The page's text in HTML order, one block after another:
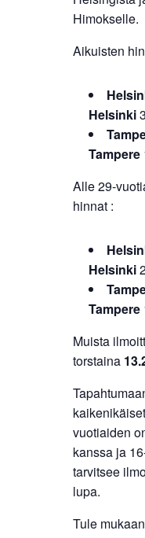
Himokselle.
Aikuisten
Helsinki
Tampere
Alle 29-
hinnat :
Helsinki
Tampere
Muista
torstaina
vuotiaiden
kanssa ja
tarvitsee
lupa.
Tule